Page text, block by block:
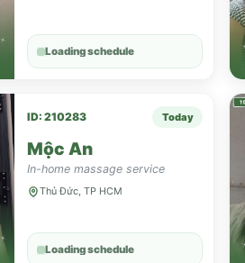
Loading schedule
ID: 210283 Today
Mộc An
In-home massage service
Thủ Đức, TP HCM
Loading schedule